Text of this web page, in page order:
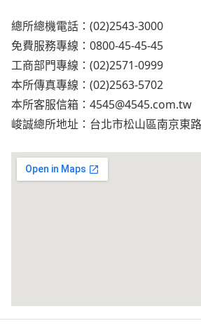
總所總機電話：(02)2543-3000
免費服務專線：0800-45-45-45
工商部門專線：(02)2571-0999
本所傳真專線：(02)2563-5702
本所客服信箱： 4545@4545.com.tw
峻誠總所地址：台北市松山區南京東